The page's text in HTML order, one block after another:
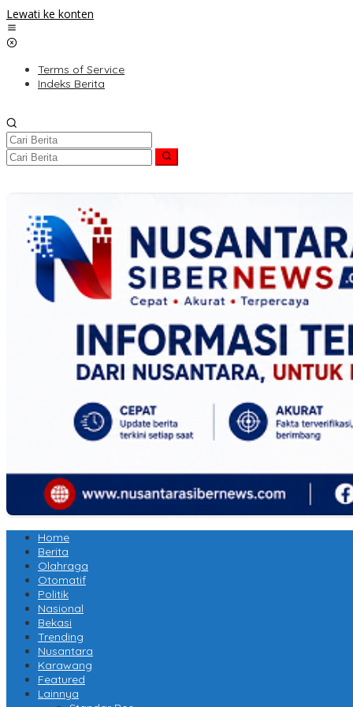
Lewati ke konten
Terms of Service
Indeks Berita
Home
Berita
Olahraga
Otomatif
Politik
Nasional
Bekasi
Trending
Nusantara
Karawang
Featured
Lainnya